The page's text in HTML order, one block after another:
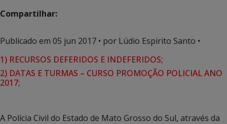
Compartilhar:
Publicado em 05 jun 2017 • por Lúdio Espirito Santo •
1) RECURSOS DEFERIDOS E INDEFERIDOS;
2) DATAS E TURMAS – CURSO PROMOÇÃO POLICIAL ANO
2017;
A Polícia Civil do Estado de Mato Grosso do Sul, através da